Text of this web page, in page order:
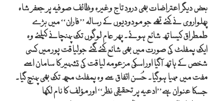
بعض دیگر اعتراضات بھی درود تاج وغیرہ وظائف صوفیہ پر جعفر شاہ
پھلواروی نے کئے تھے جو مودودیوں کے رسالہ ’’فاران‘‘ میں بڑے
طمطراق کیساتھ شائع ہوئے۔ پھر عام لوگوں تک پہنچانے کیلئے وہ
ایک پمفلٹ کی صورت میں بھی شائع کئے گئے جولیاقت پور میں کسی
شخص کے ہاتھ آگیا اور اسکی مزعومہ لیاقت کی تشہیر کا سامان اسے
مفت میں مہیا ہوگیا۔ حُسن اتفاق سے وہ پمفلٹ مجھ تک بھی پہنچ گیا۔
جسکا عنوان ہے’’ادعیہ پر تحقیقی نظر‘‘ اور مؤلف کا نام لکھا